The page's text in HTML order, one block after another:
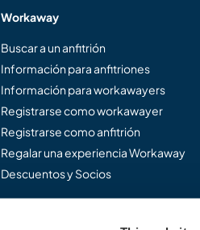
Workaway
Buscar a un anfitrión
Información para anfitriones
Información para workawayers
Registrarse como workawayer
Registrarse como anfitrión
Regalar una experiencia Workaway
Descuentos y Socios